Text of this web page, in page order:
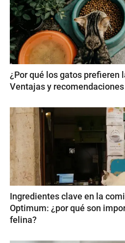
¿Por qué los gatos prefieren
Ventajas y recomendaciones
Ingredientes clave en la
Optimum: ¿por qué son
felina?